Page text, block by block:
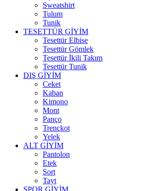
Sweatshirt
Tulum
Tunik
TESETTÜR GİYİM
Tesettür Elbise
Tesettür Gömlek
Tesettür İkili Takım
Tesettür Tunik
DIŞ GİYİM
Ceket
Kaban
Kimono
Mont
Panço
Trençkot
Yelek
ALT GİYİM
Pantolon
Etek
Şort
Tayt
SPOR GİYİM